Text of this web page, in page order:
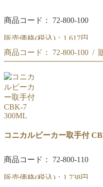
商品コード： 72-800-100
販売価格(税込)： 1,617円
リカシツ コニカルビーカー
商品コード： 72-800-100 /
リカシツ コニカルビーカー取手付 200ML
コニカルビーカー取手付
商品コード： 72-800-110
販売価格(税込)： 1,738円